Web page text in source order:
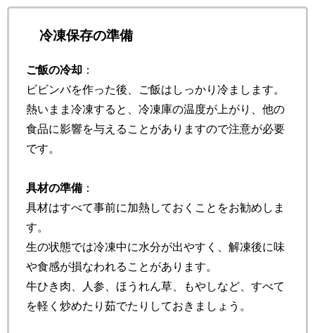
冷凍保存の準備
ご飯の冷却 ：
ビビンバを作った後、ご飯はしっかり冷まします。
熱いまま冷凍すると、冷凍庫の温度が上がり、他の
食品に影響を与えることがありますので注意が必要
です。
具材の準備 ：
具材はすべて事前に加熱しておくことをお勧めしま
す。
生の状態では冷凍中に水分が出やすく、解凍後に味
や食感が損なわれることがあります。
牛ひき肉、人参、ほうれん草、もやしなど、すべて
を軽く炒めたり茹でたりしておきましょう。